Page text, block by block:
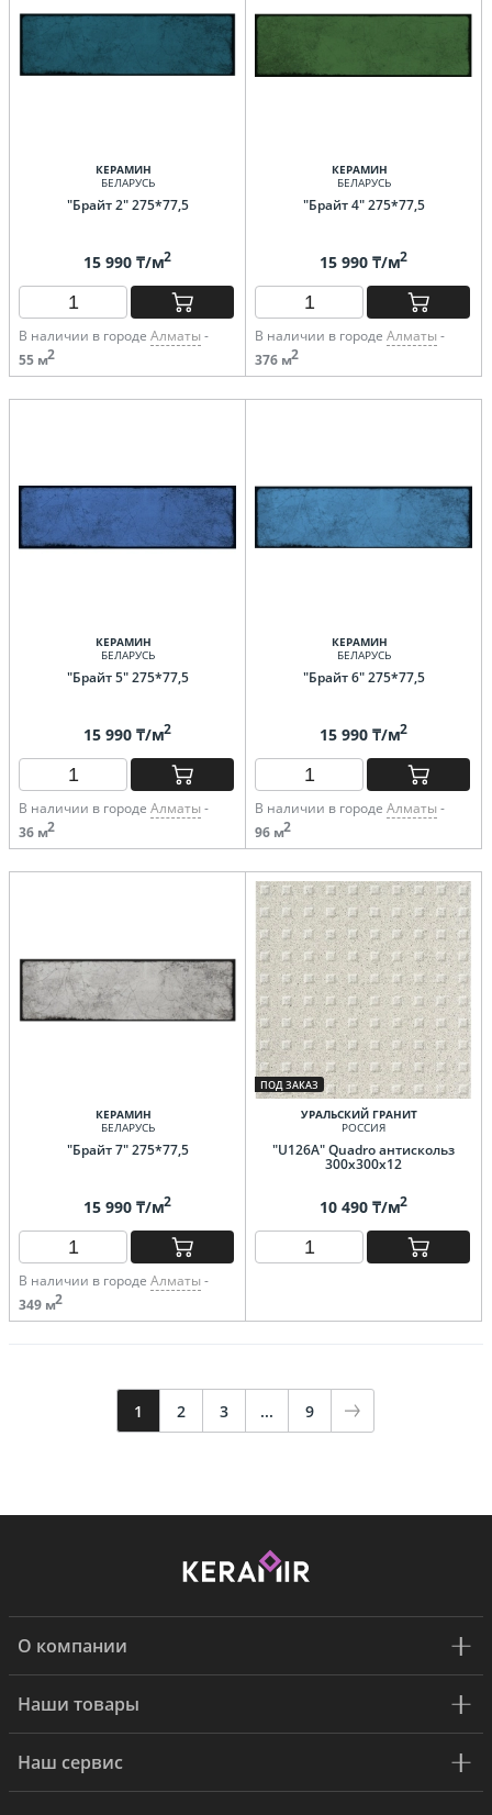
КЕРАМИН
БЕЛАРУСЬ
"Брайт 2" 275*77,5
15 990 ₸/м2
В наличии в городе Алматы -
55 м2
КЕРАМИН
БЕЛАРУСЬ
"Брайт 4" 275*77,5
15 990 ₸/м2
В наличии в городе Алматы -
376 м2
КЕРАМИН
БЕЛАРУСЬ
"Брайт 5" 275*77,5
15 990 ₸/м2
В наличии в городе Алматы -
36 м2
КЕРАМИН
БЕЛАРУСЬ
"Брайт 6" 275*77,5
15 990 ₸/м2
В наличии в городе Алматы -
96 м2
КЕРАМИН
БЕЛАРУСЬ
"Брайт 7" 275*77,5
15 990 ₸/м2
В наличии в городе Алматы -
349 м2
ПОД ЗАКАЗ
УРАЛЬСКИЙ ГРАНИТ
РОССИЯ
"U126A" Quadro антискольз
300х300х12
10 490 ₸/м2
1 2 3 ... 9
О компании
Наши товары
Наш сервис